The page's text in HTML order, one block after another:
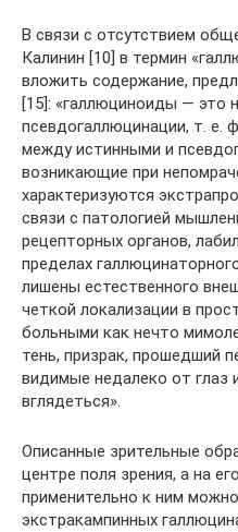
В связи с отсутствием
Калинин [10] в термин
вложить содержание,
[15]: «галлюциноиды — это
псевдогаллюцинации, т. е.
между истинными и
возникающие при
характеризуются
связи с патологией
рецепторных органов,
пределах
лишены естественного
четкой локализации в
больными как нечто
тень, призрак, прошедший
видимые недалеко от глаз
вглядеться».
Описанные зрительные
центре поля зрения, а на
применительно к ним
экстракампинных